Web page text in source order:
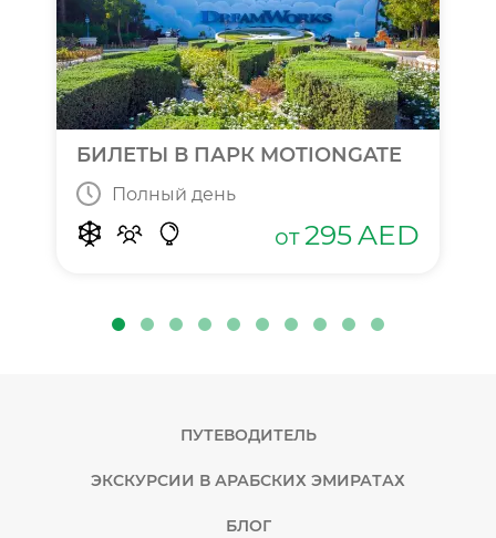
БИЛЕТЫ В ПАРК MOTIONGATE
Полный день
от 295AED
ПУТЕВОДИТЕЛЬ
ЭКСКУРСИИ В АРАБСКИХ ЭМИРАТАХ
БЛОГ